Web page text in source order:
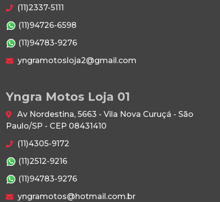
(11)2337-5111
(11)94726-6598
(11)94783-9276
yngramotosloja2@gmail.com
Yngra Motos Loja 01
Av Nordestina, 5663 - Vila Nova Curuçá - São
Paulo/SP - CEP 08431410
(11)4305-9172
(11)2512-9216
(11)94783-9276
yngramotos@hotmail.com.br